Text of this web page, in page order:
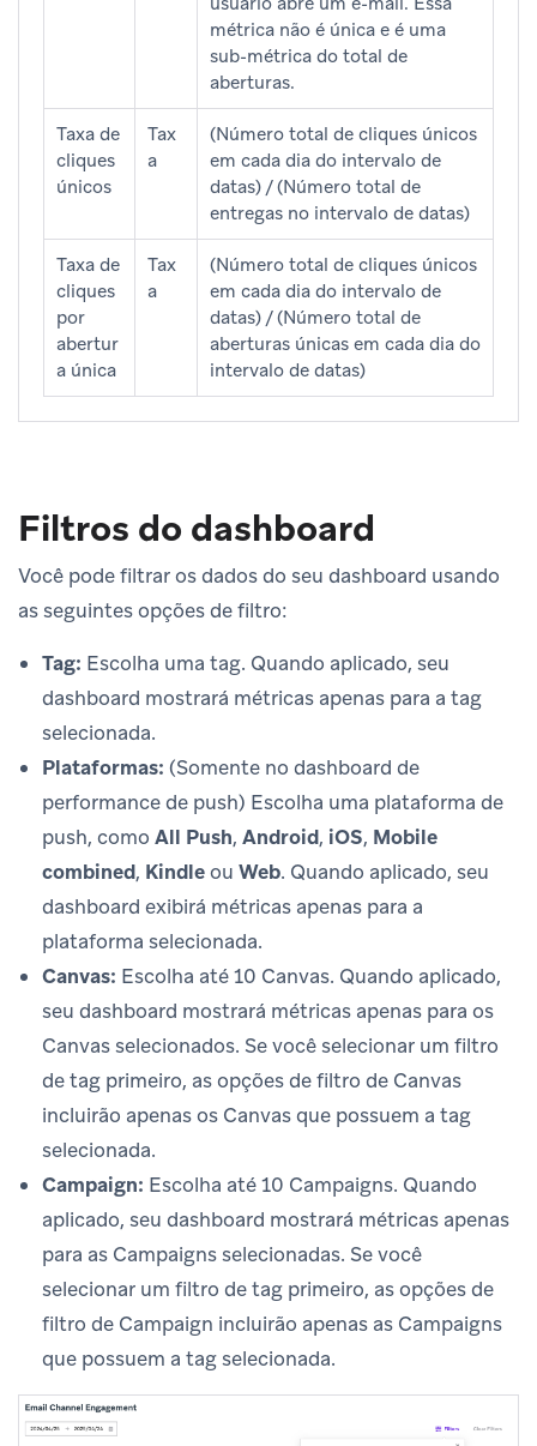
métrica não é única e é uma
sub-métrica do total de
aberturas.
Taxa de
cliques
únicos
Tax
a
(Número total de cliques únicos
em cada dia do intervalo de
datas) / (Número total de
entregas no intervalo de datas)
Taxa de
cliques
por
abertur
a única
Tax
a
(Número total de cliques únicos
em cada dia do intervalo de
datas) / (Número total de
aberturas únicas em cada dia do
intervalo de datas)
Filtros do dashboard
Você pode filtrar os dados do seu dashboard usando
as seguintes opções de filtro:
Tag: Escolha uma tag. Quando aplicado, seu
dashboard mostrará métricas apenas para a tag
selecionada.
Plataformas: (Somente no dashboard de
performance de push) Escolha uma plataforma de
push, como All Push, Android, iOS, Mobile
combined, Kindleou Web. Quando aplicado, seu
dashboard exibirá métricas apenas para a
plataforma selecionada.
Canvas: Escolha até 10 Canvas. Quando aplicado,
seu dashboard mostrará métricas apenas para os
Canvas selecionados. Se você selecionar um filtro
de tag primeiro, as opções de filtro de Canvas
incluirão apenas os Canvas que possuem a tag
selecionada.
Campaign: Escolha até 10 Campaigns. Quando
aplicado, seu dashboard mostrará métricas apenas
para as Campaigns selecionadas. Se você
selecionar um filtro de tag primeiro, as opções de
filtro de Campaign incluirão apenas as Campaigns
que possuem a tag selecionada.